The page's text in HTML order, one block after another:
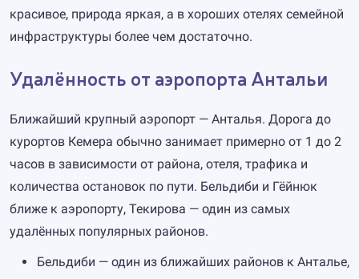
красивое, природа яркая, а в хороших отелях семейной
инфраструктуры более чем достаточно.
Удалённость от аэропорта Антальи
Ближайший крупный аэропорт — Анталья. Дорога до
курортов Кемера обычно занимает примерно от 1 до 2
часов в зависимости от района, отеля, трафика и
количества остановок по пути. Бельдиби и Гёйнюк
ближе к аэропорту, Текирова — один из самых
удалённых популярных районов.
Бельдиби — один из ближайших районов к Анталье,